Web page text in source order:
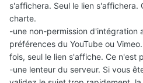
s'affichera. Seul le lien s'affichera.
charte.
-une non-permission d'intégration
préférences du YouTube ou
fois, seul le lien s'affiche. Ce n'est
-une lenteur du serveur. Si vous